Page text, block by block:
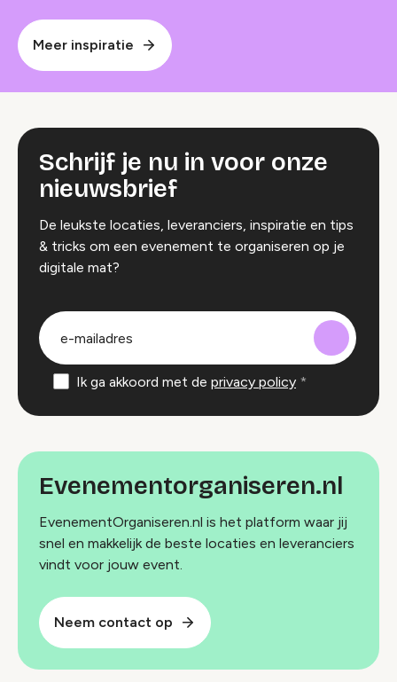
Meer inspiratie
Schrijf je nu in voor onze
nieuwsbrief
De leukste locaties, leveranciers, inspiratie en tips
& tricks om een evenement te organiseren op je
digitale mat?
groep
Ik ga akkoord met de privacy policy
Evenementorganiseren.nl
EvenementOrganiseren.nl is het platform waar jij
snel en makkelijk de beste locaties en leveranciers
vindt voor jouw event.
Neem contact op